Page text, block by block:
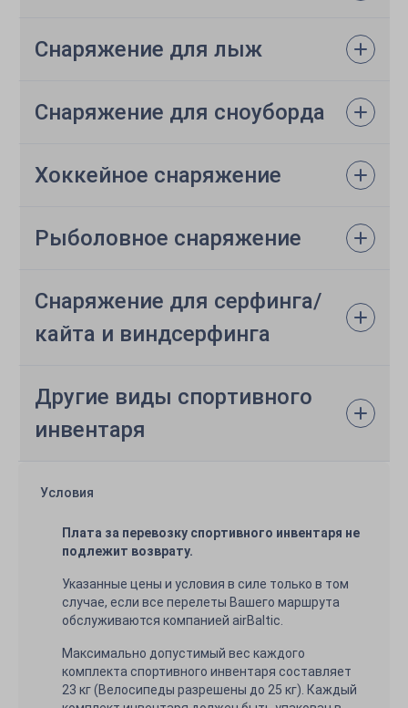
Снаряжение для лыж
Снаряжение для сноуборда
Хоккейное снаряжение
Рыболовное снаряжение
Снаряжение для серфинга/
кайта и виндсерфинга
Другие виды спортивного
инвентаря
Условия
Плата за перевозку спортивного инвентаря не
подлежит возврату.
Указанные цены и условия в силе только в том
случае, если все перелеты Вашего маршрута
обслуживаются компанией airBaltic.
Максимально допустимый вес каждого
комплекта спортивного инвентаря составляет
23 кг (Велосипеды разрешены до 25 кг). Каждый